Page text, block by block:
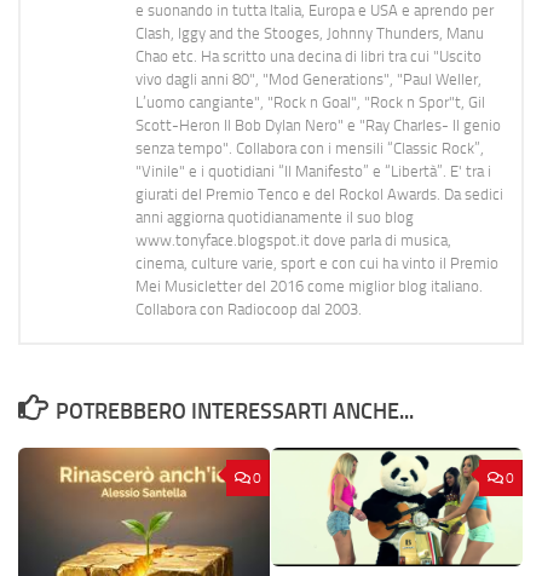
e suonando in tutta Italia, Europa e USA e aprendo per
Clash, Iggy and the Stooges, Johnny Thunders, Manu
Chao etc. Ha scritto una decina di libri tra cui "Uscito
vivo dagli anni 80", "Mod Generations", "Paul Weller,
L’uomo cangiante", "Rock n Goal", "Rock n Spor"t, Gil
Scott-Heron Il Bob Dylan Nero" e "Ray Charles- Il genio
senza tempo". Collabora con i mensili “Classic Rock”,
"Vinile" e i quotidiani “Il Manifesto” e “Libertà”. E' tra i
giurati del Premio Tenco e del Rockol Awards. Da sedici
anni aggiorna quotidianamente il suo blog
www.tonyface.blogspot.it dove parla di musica,
cinema, culture varie, sport e con cui ha vinto il Premio
Mei Musicletter del 2016 come miglior blog italiano.
Collabora con Radiocoop dal 2003.
POTREBBERO INTERESSARTI ANCHE...
0 0